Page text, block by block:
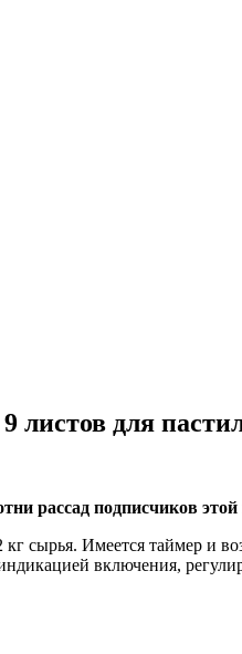
9 листов для
рассад подписчиков этой
сырья. Имеется таймер и
включения,